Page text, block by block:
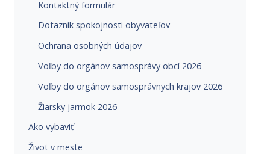
Kontaktný formulár
Dotazník spokojnosti obyvateľov
Ochrana osobných údajov
Voľby do orgánov samosprávy obcí 2026
Voľby do orgánov samosprávnych krajov 2026
Žiarsky jarmok 2026
Ako vybaviť
Život v meste